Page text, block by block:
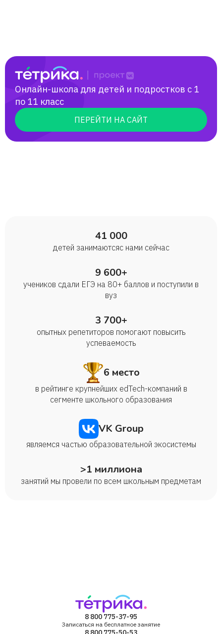
Онлайн-школа для детей и подростков с 1
по 11 класс
ПЕРЕЙТИ НА САЙТ
41 000
детей занимаются с нами сейчас
9 600+
учеников сдали ЕГЭ на 80+ баллов и поступили в
вуз
3 700+
опытных репетиторов помогают повысить
успеваемость
6 место
в рейтинге крупнейших edTech-компаний в
сегменте школьного образования
VK Group
являемся частью образовательной экосистемы
>1 миллиона
занятий мы провели по всем школьным предметам
8 800 775-37-95
Записаться на бесплатное занятие